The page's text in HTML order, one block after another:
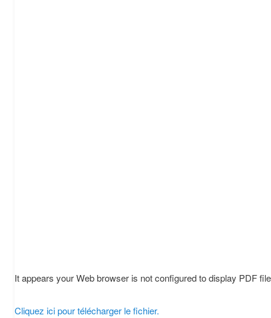
It appears your Web browser is not configured to display PDF
Cliquez ici pour télécharger le fichier.